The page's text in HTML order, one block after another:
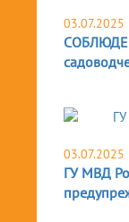
03.07.2025
03.07.2025
ГУ МВД